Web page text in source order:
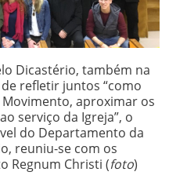
Dicastério, também na
refletir juntos “como
aproximar os
serviço da Igreja”, o
do Departamento da
reuniu-se com os
Regnum Christi (foto)